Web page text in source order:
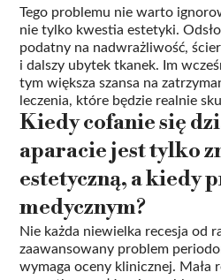
Tego problemu nie warto
nie tylko kwestia estetyki.
podatny na nadwrażliwość,
i dalszy ubytek tkanek. Im
tym większa szansa na
leczenia, które będzie realnie
Kiedy cofanie się
aparacie jest tylko
estetyczną, a kiedy
medycznym?
Nie każda niewielka recesja od
zaawansowany problem
wymaga oceny klinicznej. Mała